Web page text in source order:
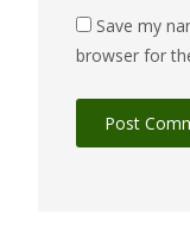
Save my
browser for